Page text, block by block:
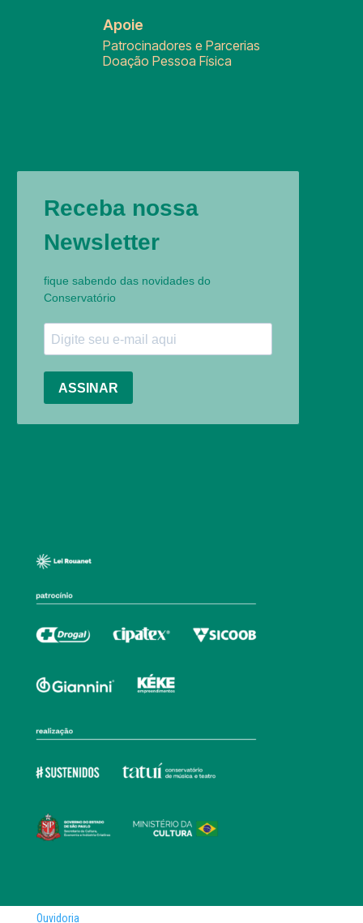
Apoie
Patrocinadores e Parcerias
Doação Pessoa Física
Ouvidoria